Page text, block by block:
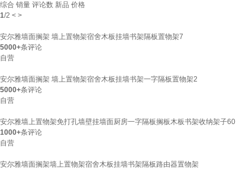
综合 销量 评论数 新品 价格
1/2 < >
安尔雅墙面搁架 墙上置物架宿舍木板挂墙书架隔板置物架7
5000+条评论
自营
安尔雅墙面搁架 墙上置物架宿舍木板挂墙书架一字隔板置物架2
5000+条评论
自营
安尔雅墙上置物架免打孔墙壁挂墙面厨房一字隔板搁板木板书架收纳架子60
1000+条评论
自营
安尔雅墙面搁架墙上置物架宿舍木板挂墙书架隔板路由器置物架